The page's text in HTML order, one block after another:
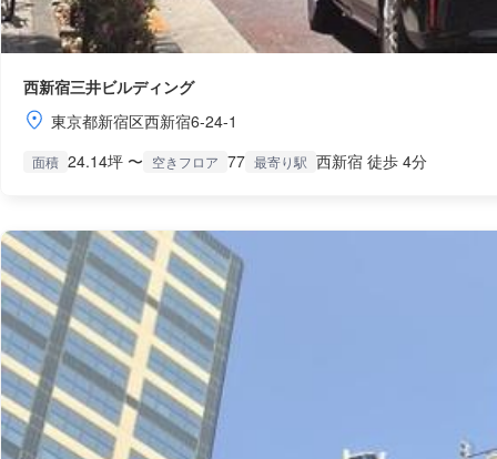
西新宿三井ビルディング
東京都新宿区西新宿6-24-1
面積 24.14坪 〜 空きフロア 77 最寄り駅 西新宿 徒歩 4分